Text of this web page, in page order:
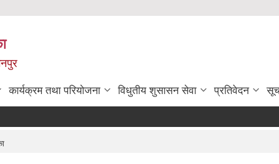
कार्यक्रम तथा परियोजना विधुतीय शुसासन सेवा प्रतिवेदन